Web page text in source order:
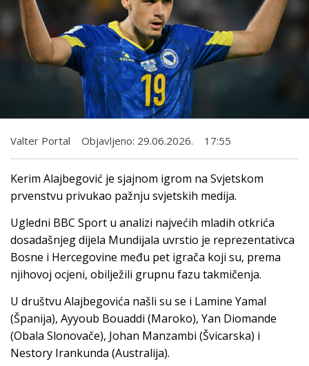
Valter Portal Objavljeno: 29.06.2026. 17:55
Kerim Alajbegović je sjajnom igrom na Svjetskom
prvenstvu privukao pažnju svjetskih medija.
Ugledni BBC Sport u analizi najvećih mladih otkrića
dosadašnjeg dijela Mundijala uvrstio je reprezentativca
Bosne i Hercegovine među pet igrača koji su, prema
njihovoj ocjeni, obilježili grupnu fazu takmičenja.
U društvu Alajbegovića našli su se i Lamine Yamal
(Španija), Ayyoub Bouaddi (Maroko), Yan Diomande
(Obala Slonovače), Johan Manzambi (Švicarska) i
Nestory Irankunda (Australija).